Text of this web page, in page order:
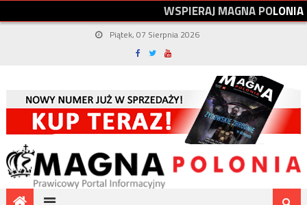
WSPIERAJMAGNAPOLONIA
Piątek, 07 Sierpnia 2026